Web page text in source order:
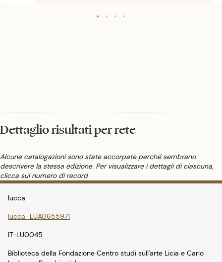
padre e dalla frequentazione dello studio del pittore Domenico
Dettaglio risultati per rete
Alcune catalogazioni sono state accorpate perché sembrano
descrivere la stessa edizione. Per visualizzare i dettagli di ciascuna,
clicca sul numero di record
lucca
lucca_LUA0655971
IT-LU0045
Biblioteca della Fondazione Centro studi sull'arte Licia e Carlo